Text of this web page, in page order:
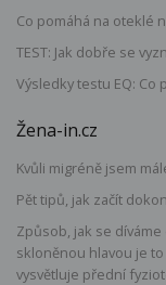
Co pomáhá na oteklé
TEST: Jak dobře se
Výsledky testu EQ: Co
Žena-in.cz
Kvůli migréně jsem
Pět tipů, jak začít
Způsob, jak se
skloněnou hlavou je
vysvětluje přední